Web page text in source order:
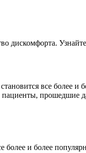
дискомфорта.
все более и
прошедшие
и более